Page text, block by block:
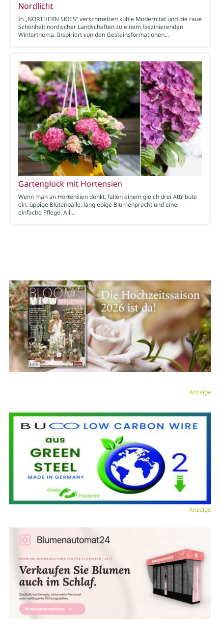
Nordlicht
In „NORTHERN SKIES“ verschmelzen kühle Modernität und die raue
Schönheit nordischer Landschaften zu einem faszinierenden
Winterthema. Inspiriert von den Gesteinsformationen…
Gartenglück mit Hortensien
Wenn man an Hortensien denkt, fallen einem gleich drei Attribute
ein: üppige Blütenbälle, langlebige Blumenpracht und eine
einfache Pflege. All…
Anzeige
Anzeige